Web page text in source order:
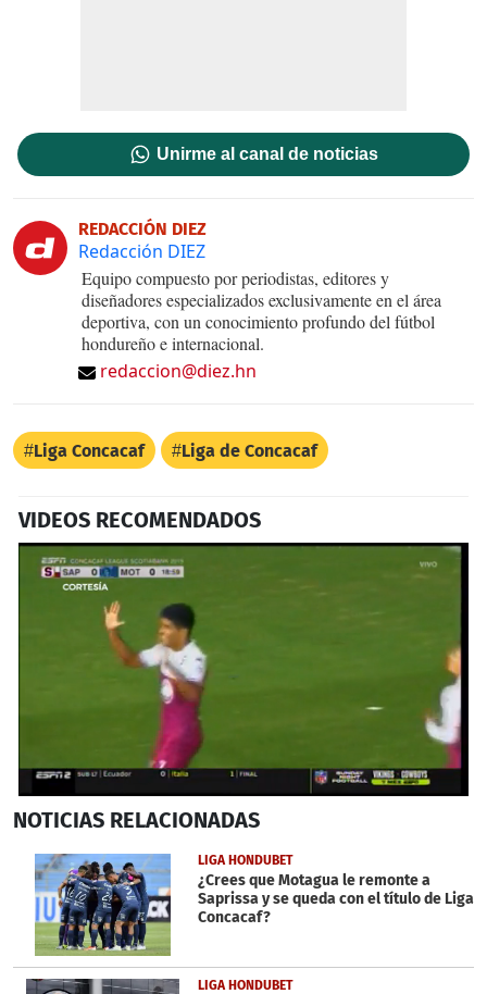
Unirme al canal de noticias
REDACCIÓN DIEZ
Redacción DIEZ
Equipo compuesto por periodistas, editores y
diseñadores especializados exclusivamente en el área
deportiva, con un conocimiento profundo del fútbol
hondureño e internacional.
redaccion@diez.hn
Liga Concacaf Liga de Concacaf
VIDEOS RECOMENDADOS
seconds
38
seconds
NOTICIAS RELACIONADAS
LIGA HONDUBET
¿Crees que Motagua le remonte a
Saprissa y se queda con el título de Liga
Concacaf?
LIGA HONDUBET